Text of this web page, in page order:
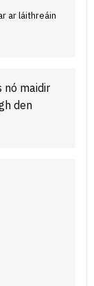
ar láithreáin
nó maidir
den